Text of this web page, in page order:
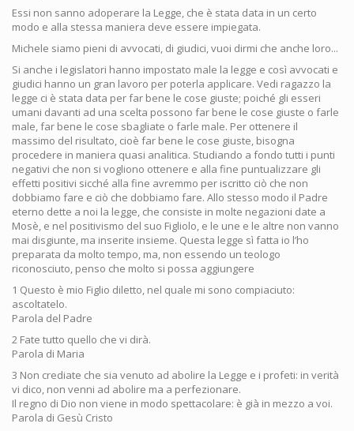
Essi non sanno adoperare la Legge, che è stata data in un certo
modo e alla stessa maniera deve essere impiegata.
Michele siamo pieni di avvocati, di giudici, vuoi dirmi che anche loro...
Si anche i legislatori hanno impostato male la legge e così avvocati e
giudici hanno un gran lavoro per poterla applicare. Vedi ragazzo la
legge ci è stata data per far bene le cose giuste; poiché gli esseri
umani davanti ad una scelta possono far bene le cose giuste o farle
male, far bene le cose sbagliate o farle male. Per ottenere il
massimo del risultato, cioè far bene le cose giuste, bisogna
procedere in maniera quasi analitica. Studiando a fondo tutti i punti
negativi che non si vogliono ottenere e alla fine puntualizzare gli
effetti positivi sicché alla fine avremmo per iscritto ciò che non
dobbiamo fare e ciò che dobbiamo fare. Allo stesso modo il Padre
eterno dette a noi la legge, che consiste in molte negazioni date a
Mosè, e nel positivismo del suo Figliolo, e le une e le altre non vanno
mai disgiunte, ma inserite insieme. Questa legge sì fatta io l’ho
preparata da molto tempo, ma, non essendo un teologo
riconosciuto, penso che molto si possa aggiungere
1 Questo è mio Figlio diletto, nel quale mi sono compiaciuto:
ascoltatelo.
Parola del Padre
2 Fate tutto quello che vi dirà.
Parola di Maria
3 Non crediate che sia venuto ad abolire la Legge e i profeti: in verità
vi dico, non venni ad abolire ma a perfezionare.
Il regno di Dio non viene in modo spettacolare: è già in mezzo a voi.
Parola di Gesù Cristo